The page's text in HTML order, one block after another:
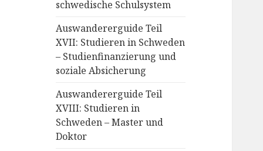
schwedische Schulsystem
Auswandererguide Teil
XVII: Studieren in Schweden
– Studienfinanzierung und
soziale Absicherung
Auswandererguide Teil
XVIII: Studieren in
Schweden – Master und
Doktor